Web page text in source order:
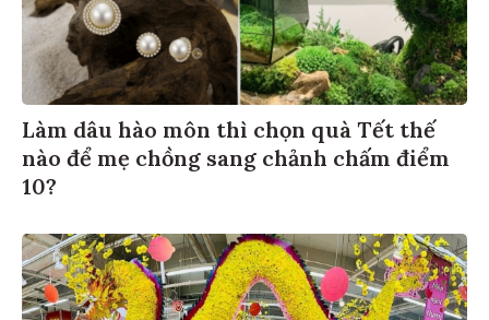
Làm dâu hào môn thì chọn quà Tết thế
nào để mẹ chồng sang chảnh chấm điểm
10?